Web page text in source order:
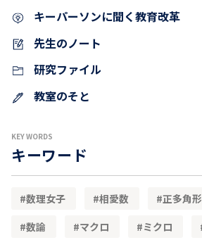
キーパーソンに聞く教育改革
先生のノート
研究ファイル
教室のそと
KEY WORDS
キーワード
数理女子 相愛数 正多角形
数論
マクロ ミクロ